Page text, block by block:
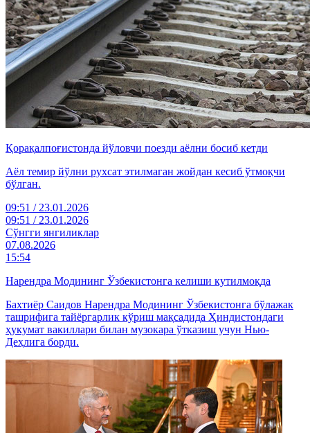
Қорақалпоғистонда йўловчи поезди аёлни босиб кетди
Аёл темир йўлни рухсат этилмаган жойдан кесиб ўтмоқчи
бўлган.
09:51 / 23.01.2026
09:51 / 23.01.2026
Cўнгги янгиликлар
07.08.2026
15:54
Нарендра Модининг Ўзбекистонга келиши кутилмоқда
Бахтиёр Саидов Нарендра Модининг Ўзбекистонга бўлажак
ташрифига тайёргарлик кўриш мақсадида Ҳиндистондаги
ҳукумат вакиллари билан музокара ўтказиш учун Нью-
Деҳлига борди.